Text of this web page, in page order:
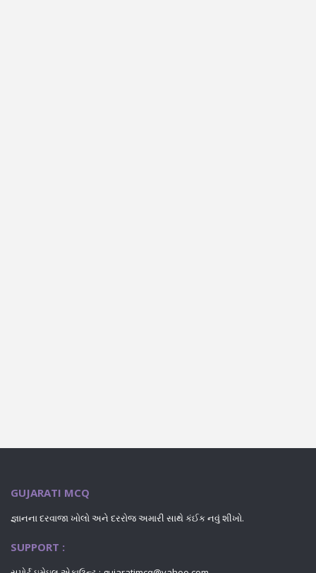
GUJARATI MCQ
જ્ઞાનના દરવાજા ખોલો અને દરરોજ અમારી સાથે કંઈક નવું શીખો.
SUPPORT :